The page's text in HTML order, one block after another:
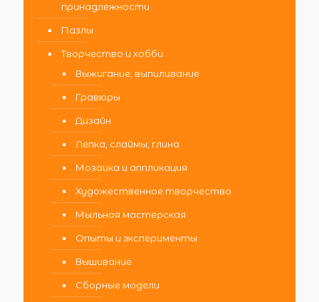
принадлежности
Пазлы
Творчество и хобби
Выжигание, выпиливание
Гравюры
Дизайн
Лепка, слаймы, глина
Мозаика и аппликация
Художественное творчество
Мыльная мастерская
Опыты и эксперименты
Вышивание
Сборные модели